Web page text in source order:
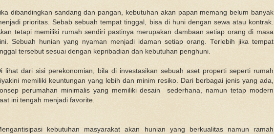
dibandingkan sandang dan pangan, kebutuhan akan papan memang belum banyak
prioritas. Sebab sebuah tempat tinggal, bisa di huni dengan sewa atau kontrak.
tetapi memiliki rumah sendiri pastinya merupakan dambaan setiap orang di masa
Sebuah hunian yang nyaman menjadi idaman setiap orang. Terlebih jika tempat
tersebut sesuai dengan kepribadian dan kebutuhan penghuni.
lihat dari sisi perekonomian, bila di investasikan sebuah aset properti seperti rumah
memiliki keuntungan yang lebih dan minim resiko. Dari berbagai jenis yang ada,
perumahan minimalis yang memiliki desain sederhana, namun tetap modern
ini tengah menjadi favorite.
kebutuhan masyarakat akan hunian yang berkualitas namun ramah